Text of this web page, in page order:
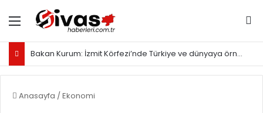
Menü
Bakan Kurum: İzmit Körfezi’nde Türkiye ve dünyaya örnek olacak proje yürütüyoruz
Anasayfa / Ekonomi